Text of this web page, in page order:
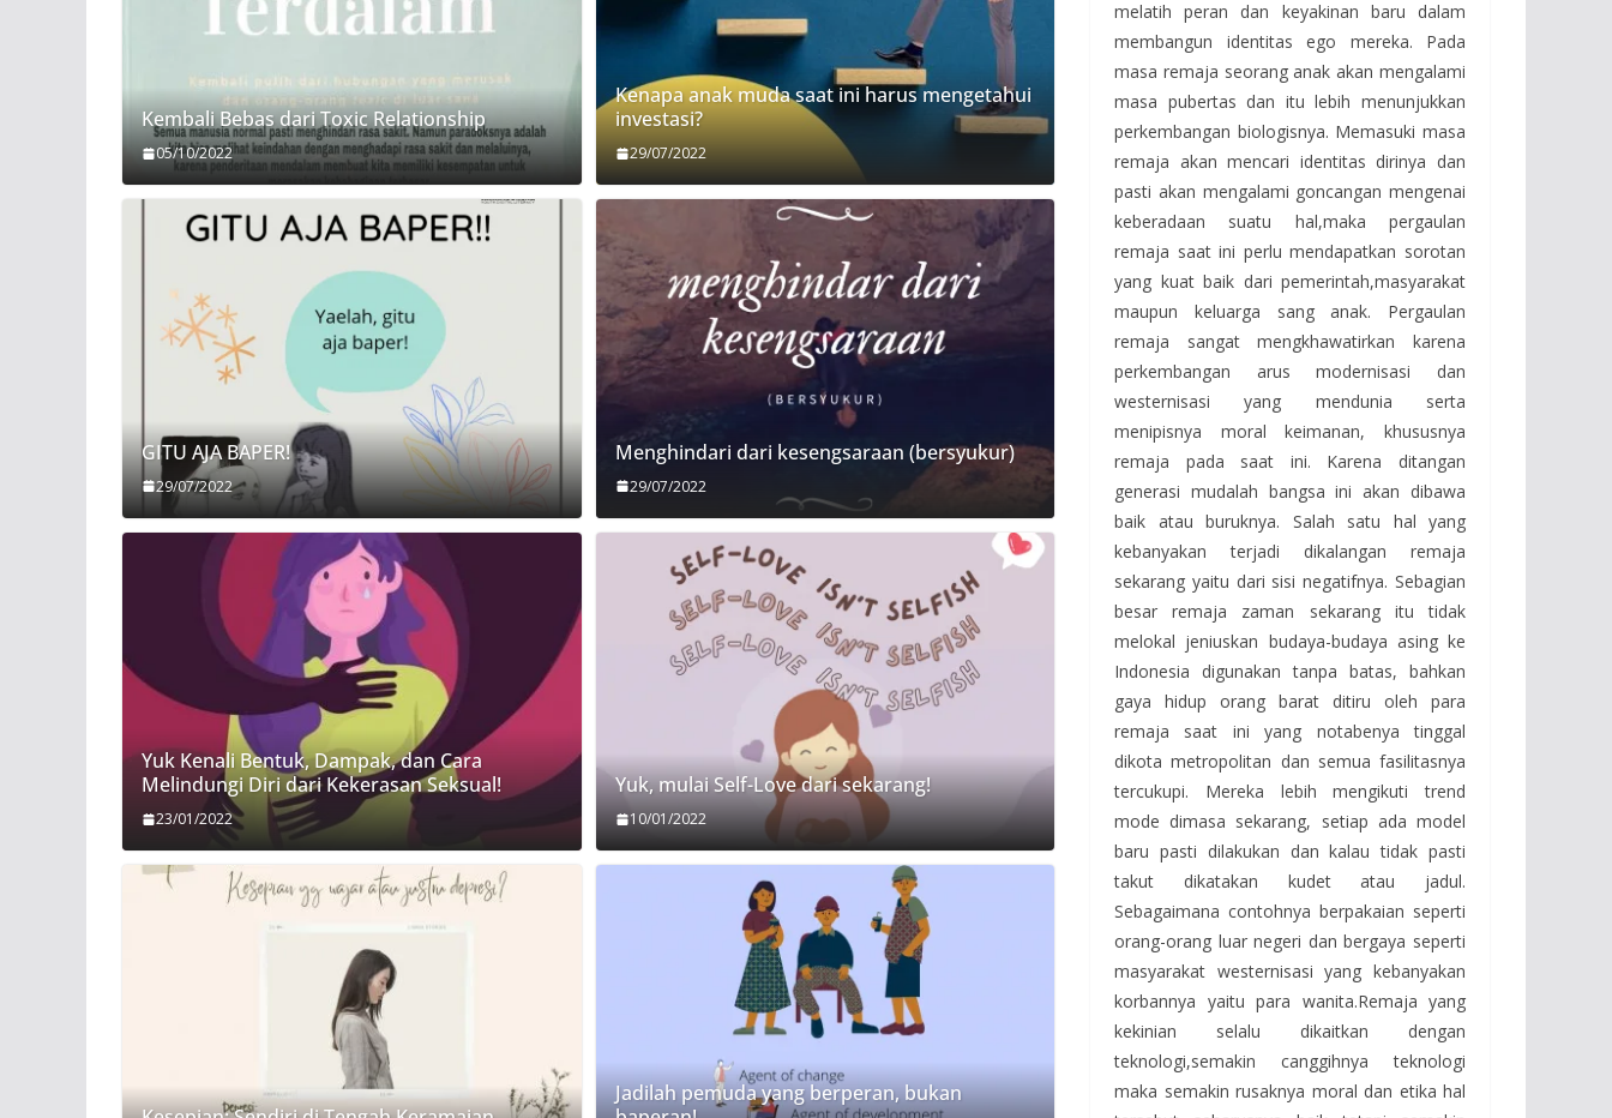
melatih peran dan keyakinan baru dalam
membangun identitas ego mereka. Pada
masa remaja seorang anak akan mengalami
masa pubertas dan itu lebih menunjukkan
perkembangan biologisnya. Memasuki masa
remaja akan mencari identitas dirinya dan
pasti akan mengalami goncangan mengenai
keberadaan suatu hal,maka pergaulan
remaja saat ini perlu mendapatkan sorotan
yang kuat baik dari pemerintah,masyarakat
maupun keluarga sang anak. Pergaulan
remaja sangat mengkhawatirkan karena
perkembangan arus modernisasi dan
westernisasi yang mendunia serta
menipisnya moral keimanan, khususnya
remaja pada saat ini. Karena ditangan
generasi mudalah bangsa ini akan dibawa
baik atau buruknya. Salah satu hal yang
kebanyakan terjadi dikalangan remaja
sekarang yaitu dari sisi negatifnya. Sebagian
besar remaja zaman sekarang itu tidak
melokal jeniuskan budaya-budaya asing ke
Indonesia digunakan tanpa batas, bahkan
gaya hidup orang barat ditiru oleh para
remaja saat ini yang notabenya tinggal
dikota metropolitan dan semua fasilitasnya
tercukupi. Mereka lebih mengikuti trend
mode dimasa sekarang, setiap ada model
baru pasti dilakukan dan kalau tidak pasti
takut dikatakan kudet atau jadul.
Sebagaimana contohnya berpakaian seperti
orang-orang luar negeri dan bergaya seperti
masyarakat westernisasi yang kebanyakan
korbannya yaitu para wanita.Remaja yang
kekinian selalu dikaitkan dengan
teknologi,semakin canggihnya teknologi
maka semakin rusaknya moral dan etika hal
Kembali Bebas dari Toxic Relationship
05/10/2022
Kenapa anak muda saat ini harus mengetahui
investasi?
29/07/2022
GITU AJA BAPER!
29/07/2022
Menghindari dari kesengsaraan (bersyukur)
29/07/2022
Yuk Kenali Bentuk, Dampak, dan Cara
Melindungi Diri dari Kekerasan Seksual!
23/01/2022
Yuk, mulai Self-Love dari sekarang!
10/01/2022
Jadilah pemuda yang berperan, bukan